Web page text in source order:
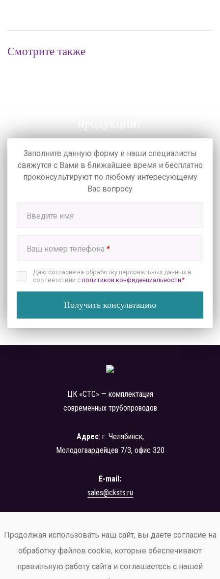
Смотрите также
Заполните данную форму и наши специалисты
свяжутся с Вами в ближайшее время и бесплатно
проконсультируют по любому интересующему
Вас вопросу
Введите имя
Ваш номер телефона *
Получить консультацию
Даю согласие на обработку персональных данных в
соответствии с политикой конфиденциальности *
ЦК «СТС» — комплектация
современных трубопроводов
Адрес: г. Челябинск,
Молодогвардейцев 7/3, офис 320
E-mail:
sales@cksts.ru
заказать звонок
Продолжая использовать наш сайт, вы даете согласие на
обработку файлов cookie, которые обеспечивают
правильную работу сайта и соглашаетесь с нашей